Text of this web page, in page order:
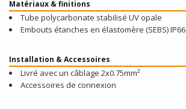
Matériaux & finitions
Tube polycarbonate stabilisé UV opale
Embouts étanches en élastomère (SEBS) IP66
Installation & Accessoires
Livré avec un câblage 2x0.75mm²
Accessoires de connexion